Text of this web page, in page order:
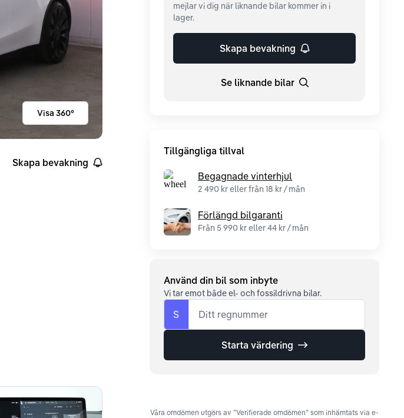
Visa 360°
Skapa bevakning
mejlar vi dig när liknande bilar kommer in i
lager.
Skapa bevakning
Se liknande bilar
Tillgängliga tillval
Begagnade vinterhjul
2 490 kr eller från 18 kr / mån
Förlängd bilgaranti
Från 5 990 kr eller 44 kr / mån
Använd din bil som inbyte
Vi tar emot både el- och fossildrivna bilar.
S Ditt regnummer
Starta värdering
Våra omdömen utgörs av ”Verifierade omdömen” som inhämtats via e-